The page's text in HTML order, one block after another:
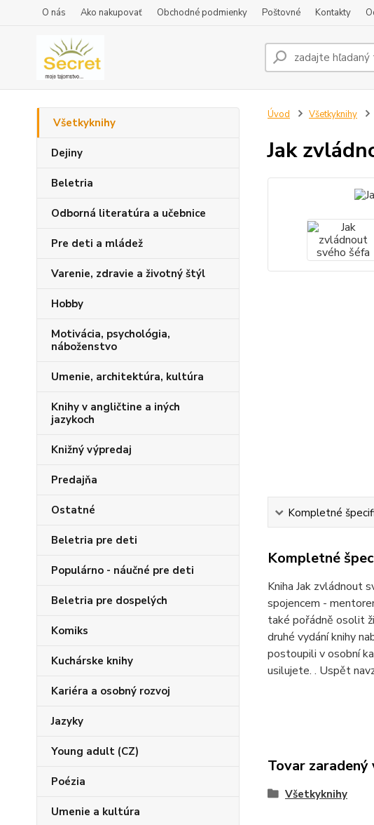
O nás Ako nakupovať Obchodné podmienky Poštovné Kontakty
Všetkyknihy
Dejiny
Beletria
Odborná literatúra a učebnice
Pre deti a mládež
Varenie, zdravie a životný štýl
Hobby
Motivácia, psychológia,
náboženstvo
Umenie, architektúra, kultúra
Knihy v angličtine a iných
jazykoch
Knižný výpredaj
Predajňa
Ostatné
Beletria pre deti
Populárno - náučné pre deti
Beletria pre dospelých
Komiks
Kuchárske knihy
Kariéra a osobný rozvoj
Jazyky
Young adult (CZ)
Poézia
Umenie a kultúra
Úvod Všetkyknihy
Jak
Kompletné
Kompletné
Kniha Jak zvládnout
spojencem -
také pořádně osolit
druhé vydání knihy
postoupili v osobní
usilujete. . Uspět
Tovar
Všetkyknihy